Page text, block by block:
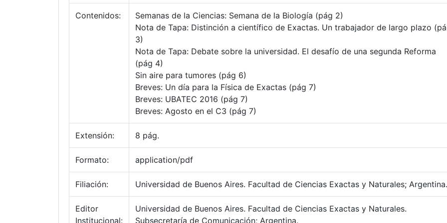
Contenidos:
Semanas de la Ciencias: Semana de la Biología (pág 2)
Nota de Tapa: Distinción a científico de Exactas. Un trabajador de largo plazo
3)
Nota de Tapa: Debate sobre la universidad. El desafío de una segunda Reforma
(pág 4)
Sin aire para tumores (pág 6)
Breves: Un día para la Física de Exactas (pág 7)
Breves: UBATEC 2016 (pág 7)
Breves: Agosto en el C3 (pág 7)
Extensión: 8 pág.
Formato: application/pdf
Filiación: Universidad de Buenos Aires. Facultad de Ciencias Exactas y Naturales; Argentina.
Editor
Institucional:
Universidad de Buenos Aires. Facultad de Ciencias Exactas y Naturales.
Subsecretaría de Comunicación; Argentina.